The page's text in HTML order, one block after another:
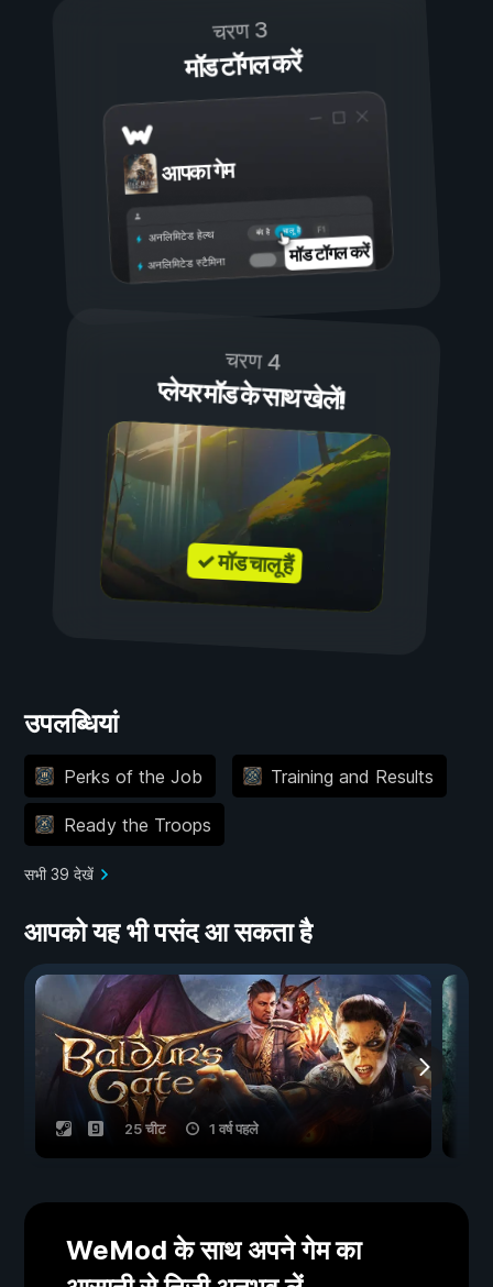
चरण 3
मॉड टॉगल करें
आपका गेम
चालू है
बंद है
अनलिमिटेड हेल्थ
अनलिमिटेड स्टैमिना मॉड टॉगल करें
चरण 4
प्लेयर मॉड के साथ खेलें!
✓ मॉड चालू हैं
उपलब्धियां
Perks of the Job Training and Results
Ready the Troops
सभी 39 देखें
आपको यह भी पसंद आ सकता है
25 चीट 1 वर्ष पहले
WeMod के साथ अपने गेम का